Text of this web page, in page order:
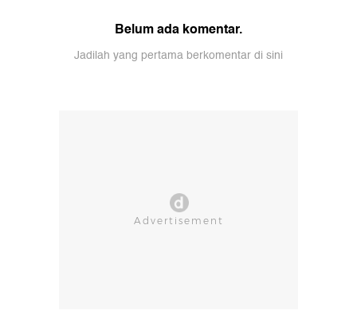
Belum ada komentar.
Jadilah yang pertama berkomentar di sini